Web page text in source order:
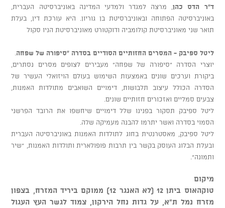
ד"ר הדס כהן, מרצה למגדר ולמדעי המדינה באוניברסיטה העברית,
באוניברסיטה הפתוחה ובאוניברסיטת בן גוריון. היא עורכת דין, בעלת
תואר שני מאוניברסיטת קולומביה ודוקטורט מאוניברסיטת הניו סקול
ליטל ספיבק - המסרים החזותיים הסודיים בסדרה "סיפורה של שפחה
יוצרי הסדרה "סיפורה של שפחה" מעבירים לצופים מסרים נסתרים,
ביקורת וערכים שונים באמצעות השימוש בעולם הויזואלי העשיר של
הסדרה הכולל עיצוב תלבושות, דימויים השואבים מתולדות האמנות,
צבעים סמליים ואזכורים חזותיים שונים.
ליטל ספיבק תסקור בפנינו שלל דימויים שיחשפו את הרובד הפרשני
הסמוי בסדרה ואשר יתרמו להבנה מעמיקה שלה.
ליטל ספיבק, מאסטרנטית בחוג לתולדות האמנות באוניברסיטה העברית
ובעלת הבלוג העוסק בקשר בין תרבות פופולארית ותולדות האמנות, "שיר
ותמונה".
מיקום
טוקהאוס ביתן 12 (לא האנגר 12) ממוקם ביריד המזרח, בצפון
מזרח נמל ת"א, על גדות נחל הירקון, צמוד לגשר העץ העגול